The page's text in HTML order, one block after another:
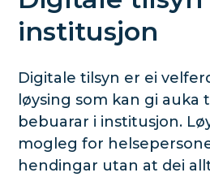
institusjon
Digitale tilsyn er ei
løysing som kan gi auka
bebuarar i institusjon.
mogleg for
hendingar utan at dei